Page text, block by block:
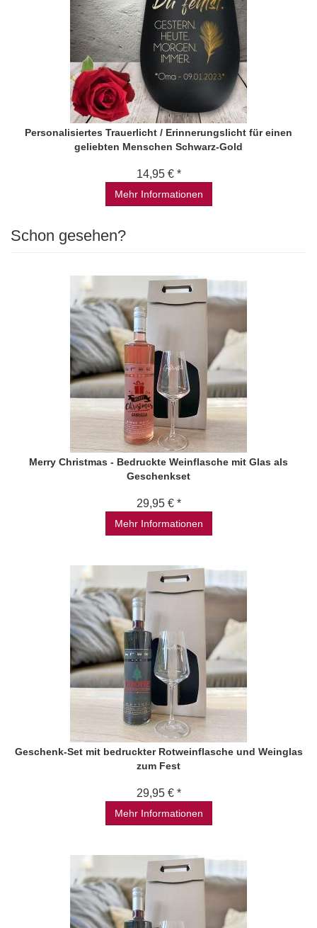
Personalisiertes Trauerlicht / Erinnerungslicht für einen
geliebten Menschen Schwarz-Gold
14,95 € *
Mehr Informationen
Schon gesehen?
Merry Christmas - Bedruckte Weinflasche mit Glas als
Geschenkset
29,95 € *
Mehr Informationen
Geschenk-Set mit bedruckter Rotweinflasche und Weinglas
zum Fest
29,95 € *
Mehr Informationen